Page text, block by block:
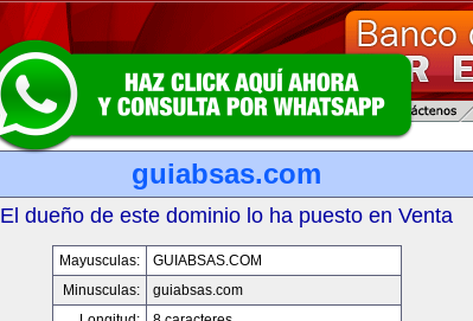
guiabsas.com
El dueño de este dominio lo ha puesto en Venta
Mayusculas:
GUIABSAS.COM
Minusculas:
guiabsas.com